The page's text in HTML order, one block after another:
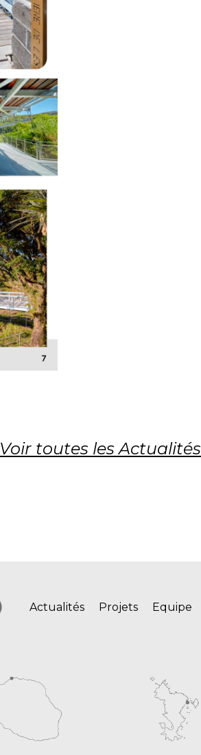
Voir toutes les Actualités
Actualités Projets Equipe